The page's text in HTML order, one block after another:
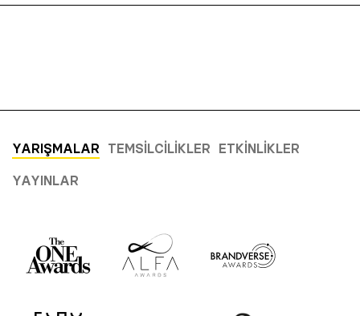
YARIŞMALAR TEMSILCILIKLER ETKINLIKLER
YAYINLAR